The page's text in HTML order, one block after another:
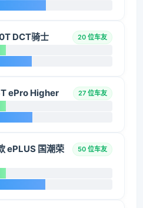
DCT骑士 20 位车友
ePro Higher 27 位车友
ePLUS 国潮荣
50 位车友